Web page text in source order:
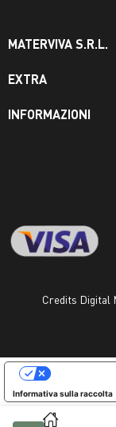
MATERVIVA S.R.L.
EXTRA
INFORMAZIONI
Credits Digital
Informativa sulla raccolta